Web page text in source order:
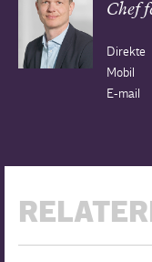
Chef
Direkte
Mobil
E-mail